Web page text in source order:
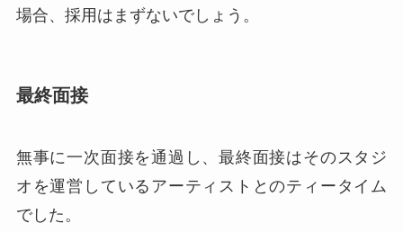
場合、採用はまずないでしょう。
最終面接
無事に一次面接を通過し、最終面接はそのスタジ
オを運営しているアーティストとのティータイム
でした。